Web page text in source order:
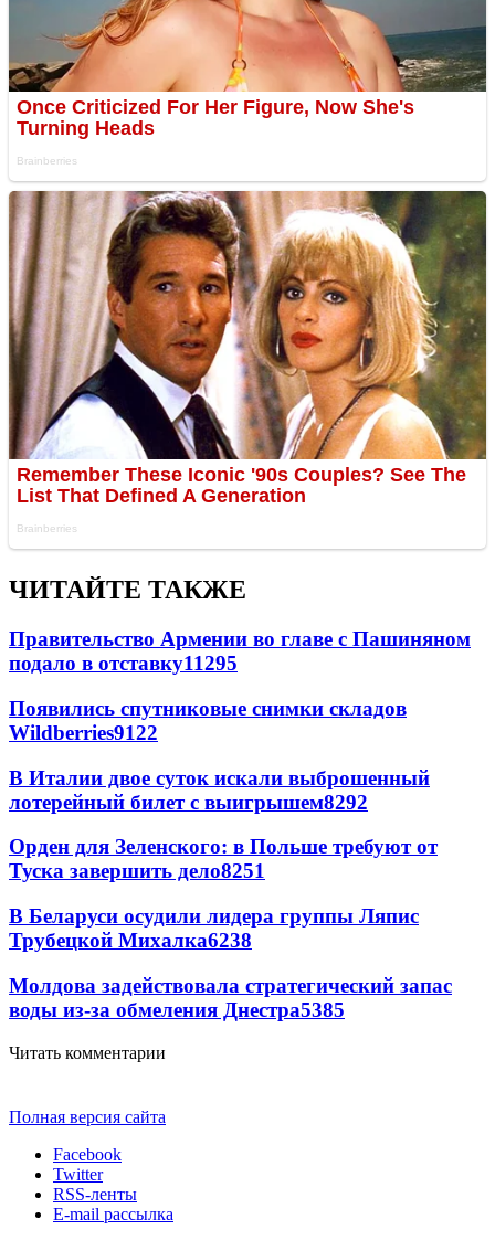
ЧИТАЙТЕ ТАКЖЕ
Правительство Армении во главе с Пашиняном
подало в отставку11295
Появились спутниковые снимки складов
Wildberries9122
В Италии двое суток искали выброшенный
лотерейный билет с выигрышем8292
Орден для Зеленского: в Польше требуют от
Туска завершить дело8251
В Беларуси осудили лидера группы Ляпис
Трубецкой Михалка6238
Молдова задействовала стратегический запас
воды из-за обмеления Днестра5385
Читать комментарии
Полная версия сайта
Facebook
Twitter
RSS-ленты
E-mail рассылка